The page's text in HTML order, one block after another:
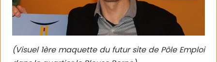
(Visuel 1ère maquette du futur site de Pôle Emploi